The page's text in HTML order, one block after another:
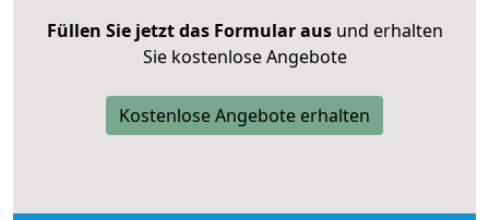
Füllen Sie jetzt das Formular ausund erhalten
Sie kostenlose Angebote
Kostenlose Angebote erhalten